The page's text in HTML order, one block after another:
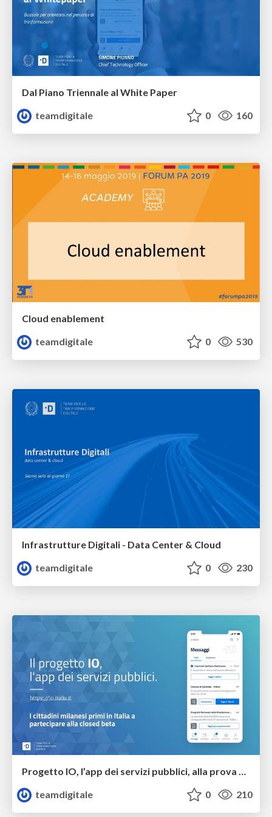
Dal Piano Triennale al White Paper
teamdigitale
0 160
Cloud enablement
teamdigitale
0 530
Infrastrutture Digitali - Data Center & Cloud
teamdigitale
0 230
Progetto IO, l’app dei servizi pubblici, alla prova dei milanesi
teamdigitale
0 210